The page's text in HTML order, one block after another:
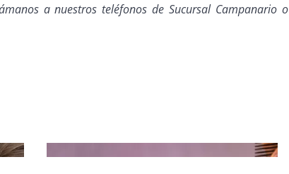
a nuestros teléfonos de Sucursal Campanario o